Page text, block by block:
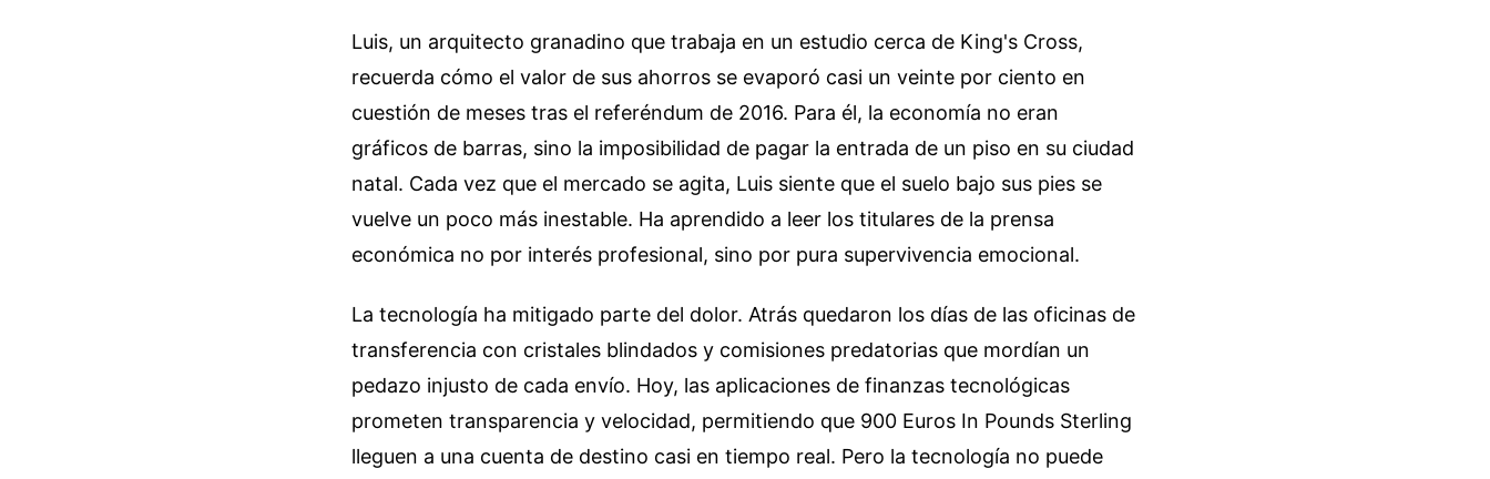
Luis, un arquitecto granadino que trabaja en un estudio cerca de King's Cross,
recuerda cómo el valor de sus ahorros se evaporó casi un veinte por ciento en
cuestión de meses tras el referéndum de 2016. Para él, la economía no eran
gráficos de barras, sino la imposibilidad de pagar la entrada de un piso en su ciudad
natal. Cada vez que el mercado se agita, Luis siente que el suelo bajo sus pies se
vuelve un poco más inestable. Ha aprendido a leer los titulares de la prensa
económica no por interés profesional, sino por pura supervivencia emocional.
La tecnología ha mitigado parte del dolor. Atrás quedaron los días de las oficinas de
transferencia con cristales blindados y comisiones predatorias que mordían un
pedazo injusto de cada envío. Hoy, las aplicaciones de finanzas tecnológicas
prometen transparencia y velocidad, permitiendo que 900 Euros In Pounds Sterling
lleguen a una cuenta de destino casi en tiempo real. Pero la tecnología no puede